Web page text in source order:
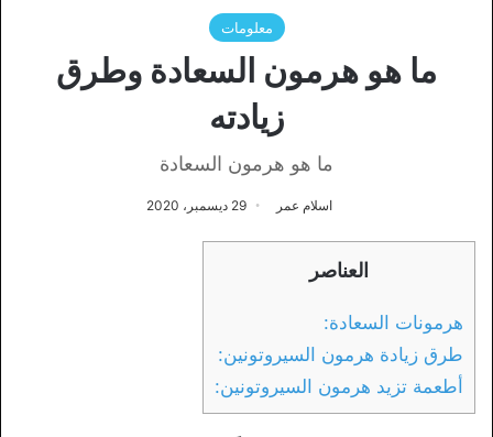
معلومات
ما هو هرمون السعادة وطرق
زيادته
ما هو هرمون السعادة
اسلام عمر 29 ديسمبر، 2020
العناصر
هرمونات السعادة:
طرق زيادة هرمون السيروتونين:
أطعمة تزيد هرمون السيروتونين: